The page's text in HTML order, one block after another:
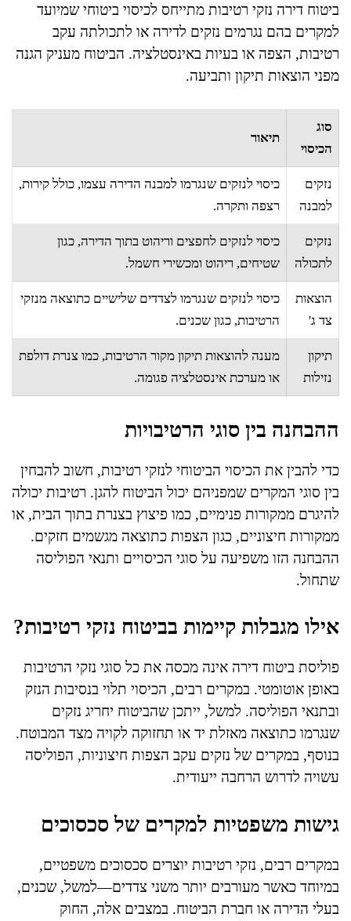
ביטוח דירה נזקי רטיבות מתייחס לכיסוי ביטוחי שמיועד
למקרים בהם נגרמים נזקים לדירה או לתכולתה עקב
רטיבות, הצפה או בעיות באינסטלציה. הביטוח מעניק הגנה
מפני הוצאות תיקון ותביעה.
סוג
הכיסוי
תיאור
נזקים
למבנה
כיסוי לנזקים שנגרמו למבנה הדירה עצמו, כולל קירות,
רצפה ותקרה.
נזקים
לתכולה
כיסוי לנזקים לחפצים וריהוט בתוך הדירה, כגון
שטיחים, ריהוט ומכשירי חשמל.
הוצאות
צד ג'
כיסוי לנזקים שנגרמו לצדדים שלישיים כתוצאה מנזקי
הרטיבות, כגון שכנים.
תיקון
נזילות
מענה להוצאות תיקון מקור הרטיבות, כמו צנרת דולפת
או מערכת אינסטלציה פגומה.
ההבחנה בין סוגי הרטיבויות
כדי להבין את הכיסוי הביטוחי לנזקי רטיבות, חשוב להבחין
בין סוגי המקרים שמפניהם יכול הביטוח להגן. רטיבות יכולה
להיגרם ממקורות פנימיים, כמו פיצוץ בצנרת בתוך הבית, או
ממקורות חיצוניים, כגון הצפות כתוצאה מגשמים חזקים.
ההבחנה הזו משפיעה על סוגי הכיסויים ותנאי הפוליסה
שתחול.
אילו מגבלות קיימות בביטוח נזקי רטיבות?
פוליסת ביטוח דירה אינה מכסה את כל סוגי נזקי הרטיבות
באופן אוטומטי. במקרים רבים, הכיסוי תלוי בנסיבות הנזק
ובתנאי הפוליסה. למשל, ייתכן שהביטוח יחריג נזקים
שנגרמו כתוצאה מאזלת יד או תחזוקה לקויה מצד המבוטח.
בנוסף, במקרים של נזקים עקב הצפות חיצוניות, הפוליסה
עשויה לדרוש הרחבה ייעודית.
גישות משפטיות למקרים של סכסוכים
במקרים רבים, נזקי רטיבות יוצרים סכסוכים משפטיים,
במיוחד כאשר מעורבים יותר משני צדדים—למשל, שכנים,
בעלי הדירה או חברת הביטוח. במצבים אלה, החוק